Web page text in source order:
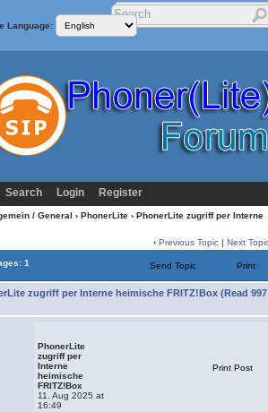
Language:
Search Login Register
/ General › PhonerLite› PhonerLite zugriff per Interne
‹ Previous Topic | Next
1 Send Topic Print
zugriff per Interne heimische FRITZ!Box (Read 997
PhonerLite
zugriff per
Interne
heimische
FRITZ!Box
11. Aug 2025 at
16:49
Print Post